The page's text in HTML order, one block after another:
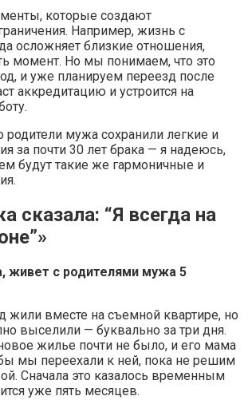
которые создают
Например, жизнь с
осложняет близкие отношения,
момент. Но мы понимаем, что это
и уже планируем переезд после
аккредитацию и устроится на
родители мужа сохранили легкие и
за почти 30 лет брака — я надеюсь,
будут такие же гармоничные и
сказала: “Я всегда на
живет с родителями мужа 5
жили вместе на съемной квартире, но
выселили — буквально за три дня.
жилье почти не было, и его мама
мы переехали к ней, пока не решим
Сначала это казалось временным
уже пять месяцев.